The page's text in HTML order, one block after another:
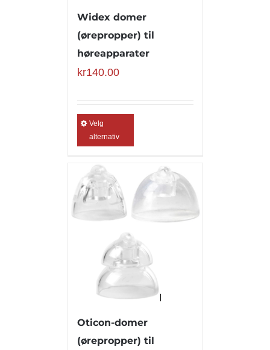
Widex domer
(ørepropper) til
høreapparater
kr140.00
Velg
alternativ
Oticon-domer
(ørepropper) til